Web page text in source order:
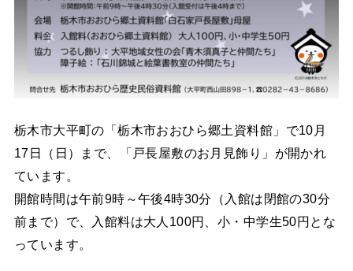
栃木市大平町の「栃木市おおひら郷土資料館」で10月
17日（日）まで、「戸長屋敷のお月見飾り」が開かれ
ています。
開館時間は午前9時～午後4時30分（入館は閉館の30分
前まで）で、入館料は大人100円、小・中学生50円とな
っています。